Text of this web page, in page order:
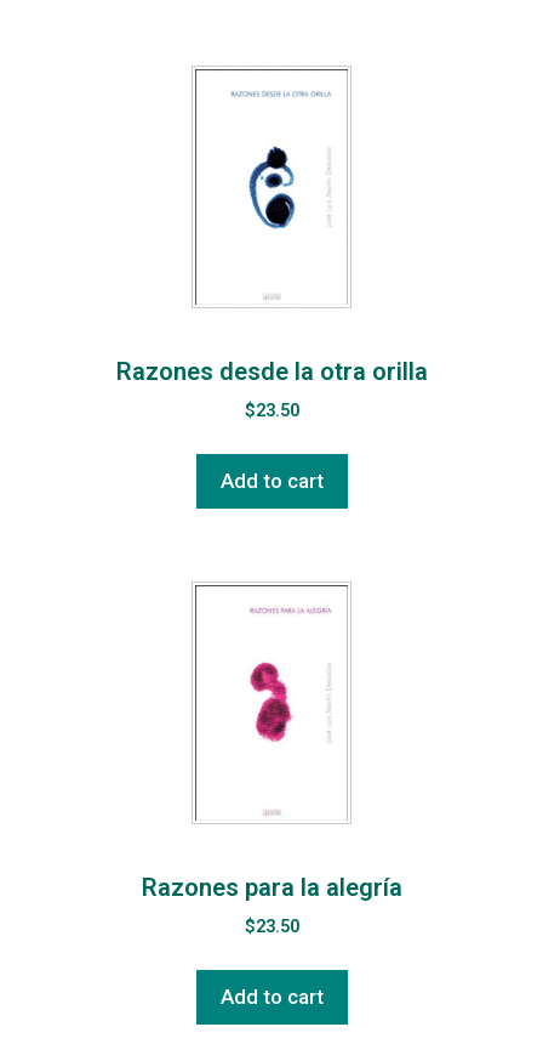
Razones desde la otra orilla
$23.50
Add to cart
Razones para la alegría
$23.50
Add to cart